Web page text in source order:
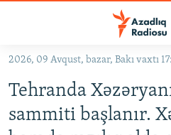
Əsas
qayıt
Əsas
naviqasiyaya
KORRUPSIOMETR
2026, 09 Avqust, bazar, Bakı vaxtı
Tehranda
sammiti başlanır.